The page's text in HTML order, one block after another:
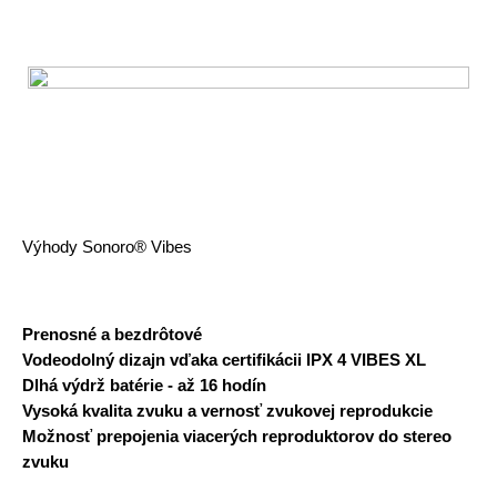
Výhody Sonoro® Vibes
Prenosné a bezdrôtové
Vodeodolný dizajn vďaka certifikácii IPX 4 VIBES XL
Dlhá výdrž batérie - až 16 hodín
Vysoká kvalita zvuku a vernosť zvukovej reprodukcie
Možnosť prepojenia viacerých reproduktorov do stereo
zvuku